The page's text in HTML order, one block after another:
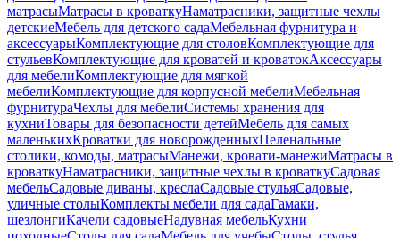
матрасыМатрасы в кроваткуНаматрасники, защитные чехлы
детскиеМебель для детского садаМебельная фурнитура и
аксессуарыКомплектующие для столовКомплектующие для
стульевКомплектующие для кроватей и кроватокАксессуары
для мебелиКомплектующие для мягкой
мебелиКомплектующие для корпусной мебелиМебельная
фурнитураЧехлы для мебелиСистемы хранения для
кухниТовары для безопасности детейМебель для самых
маленькихКроватки для новорожденныхПеленальные
столики, комоды, матрасыМанежи, кровати-манежиМатрасы в
кроваткуНаматрасники, защитные чехлы в кроваткуСадовая
мебельСадовые диваны, креслаСадовые стульяСадовые,
уличные столыКомплекты мебели для садаГамаки,
шезлонгиКачели садовыеНадувная мебельКухни